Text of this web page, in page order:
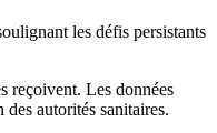
les défis persistants
reçoivent. Les données
autorités sanitaires.